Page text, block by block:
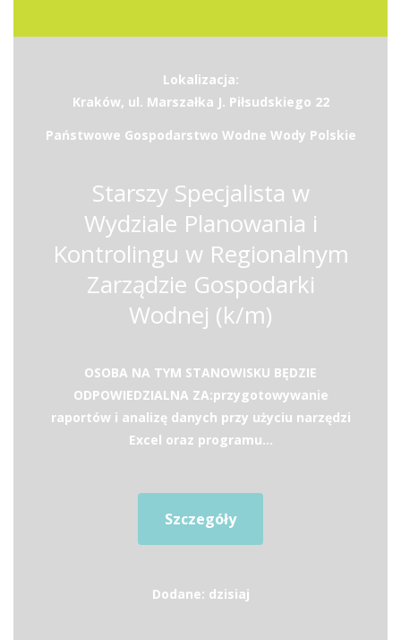
Lokalizacja:
Kraków, ul. Marszałka J. Piłsudskiego 22
Państwowe Gospodarstwo Wodne Wody Polskie
Starszy Specjalista w
Wydziale Planowania i
Kontrolingu w Regionalnym
Zarządzie Gospodarki
Wodnej (k/m)
OSOBA NA TYM STANOWISKU BĘDZIE
ODPOWIEDZIALNA ZA:przygotowywanie
raportów i analizę danych przy użyciu narzędzi
Excel oraz programu...
Szczegóły
Dodane: dzisiaj